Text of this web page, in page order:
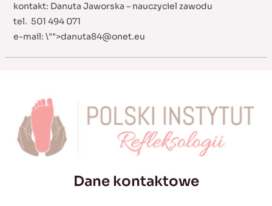
kontakt: Danuta Jaworska – nauczyciel zawodu
tel. 501 494 071
e-mail: \"">danuta84@onet.eu
Dane kontaktowe